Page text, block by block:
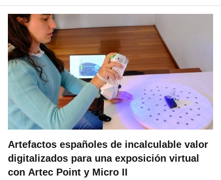
Artefactos españoles de incalculable valor
digitalizados para una exposición virtual
con Artec Point y Micro II